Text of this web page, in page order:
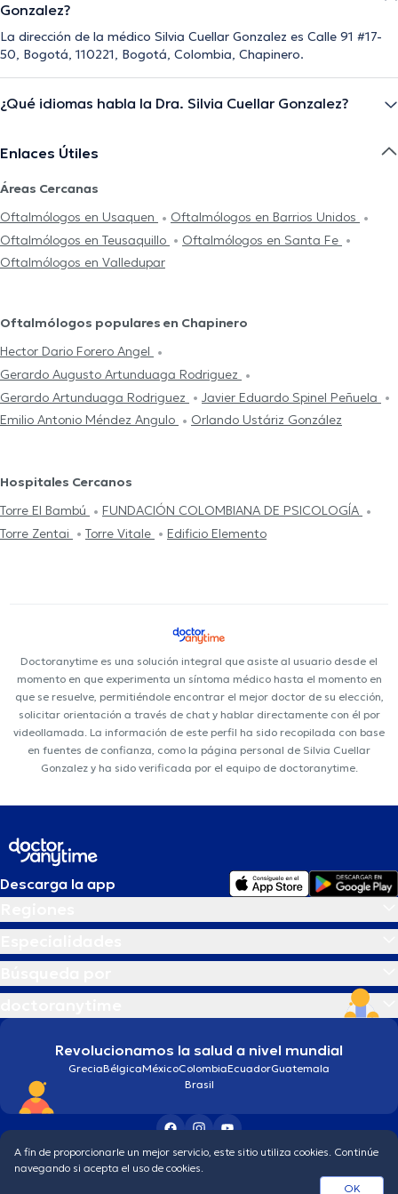
Gonzalez?
La dirección de la médico Silvia Cuellar Gonzalez es Calle 91 #17-
50, Bogotá, 110221, Bogotá, Colombia, Chapinero.
¿Qué idiomas habla la Dra. Silvia Cuellar Gonzalez?
Enlaces Útiles
Áreas Cercanas
Oftalmólogos en Usaquen
Oftalmólogos en Barrios Unidos
Oftalmólogos en Teusaquillo
Oftalmólogos en Santa Fe
Oftalmólogos en Valledupar
Oftalmólogos populares en Chapinero
Hector Dario Forero Angel
Gerardo Augusto Artunduaga Rodriguez
Gerardo Artunduaga Rodriguez
Javier Eduardo Spinel Peñuela
Emilio Antonio Méndez Angulo
Orlando Ustáriz González
Hospitales Cercanos
Torre El Bambú
FUNDACIÓN COLOMBIANA DE PSICOLOGÍA
Torre Zentai
Torre Vitale Edificio Elemento
Doctoranytime es una solución integral que asiste al usuario desde el
momento en que experimenta un síntoma médico hasta el momento en
que se resuelve, permitiéndole encontrar el mejor doctor de su elección,
solicitar orientación a través de chat y hablar directamente con él por
videollamada. La información de este perfil ha sido recopilada con base
en fuentes de confianza, como la página personal de Silvia Cuellar
Gonzalez y ha sido verificada por el equipo de doctoranytime.
Descarga la app
Revolucionamos la salud a nivel mundial
GreciaBélgicaMéxicoColombiaEcuadorGuatemala
Brasil
Condiciones generales
Política de protección de los datos personales
A fin de proporcionarle un mejor servicio, este sitio utiliza cookies. Continúe
navegando si acepta el uso de cookies.
OK